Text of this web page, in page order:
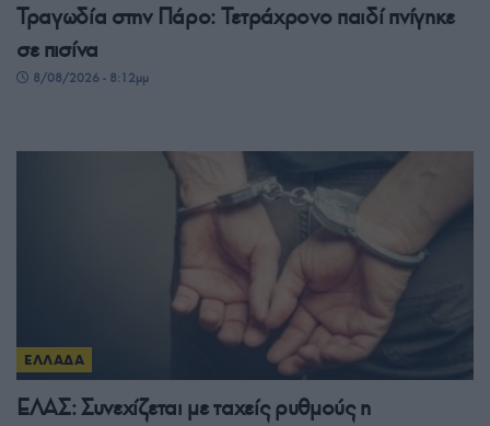
Τραγωδία στην Πάρο: Τετράχρονο παιδί πνίγηκε
σε πισίνα
8/08/2026 - 8:12μμ
ΕΛΛΑΔΑ
ΕΛΑΣ: Συνεχίζεται με ταχείς ρυθμούς η